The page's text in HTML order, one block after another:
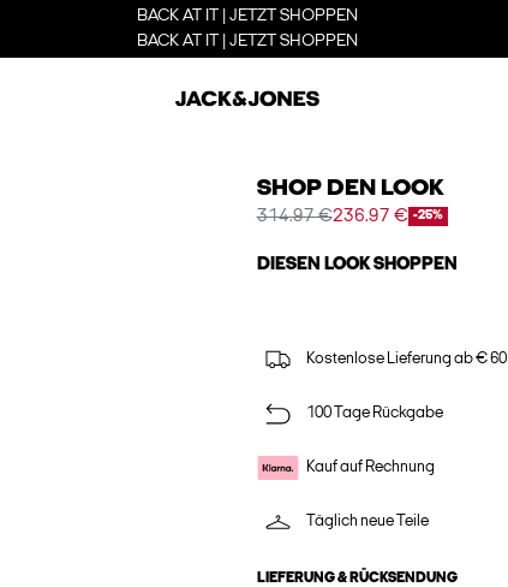
BACK AT IT | JETZT SHOPPEN
BACK AT IT | JETZT SHOPPEN
SHOP DEN LOOK
314.97 €236.97 € -25%
DIESEN LOOK SHOPPEN
Kostenlose Lieferung ab € 60
100 Tage Rückgabe
Kauf auf Rechnung
Täglich neue Teile
LIEFERUNG & RÜCKSENDUNG